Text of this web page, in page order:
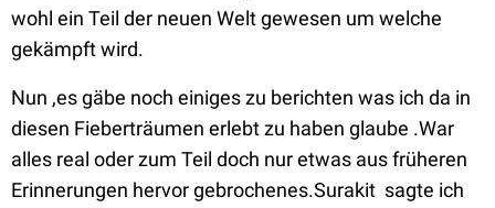
wohl ein Teil der neuen Welt gewesen um welche
gekämpft wird.
Nun ,es gäbe noch einiges zu berichten was ich da in
diesen Fieberträumen erlebt zu haben glaube .War
alles real oder zum Teil doch nur etwas aus früheren
Erinnerungen hervor gebrochenes.Surakit sagte ich